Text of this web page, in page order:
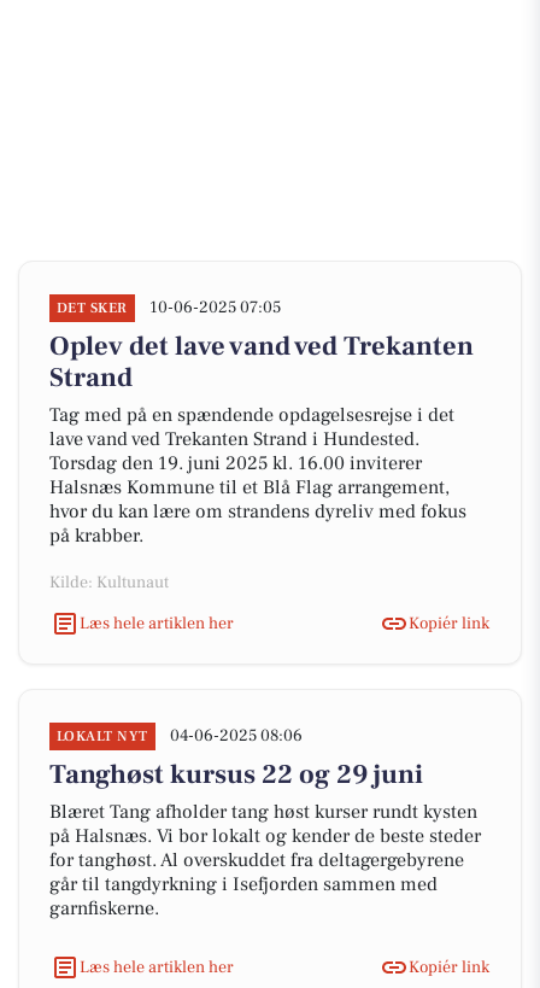
DET SKER 10-06-2025 07:05
Oplev det lave vand ved Trekanten
Strand
Tag med på en spændende opdagelsesrejse i det
lave vand ved Trekanten Strand i Hundested.
Torsdag den 19. juni 2025 kl. 16.00 inviterer
Halsnæs Kommune til et Blå Flag arrangement,
hvor du kan lære om strandens dyreliv med fokus
på krabber.
Kilde: Kultunaut
Læs hele artiklen her
Kopiér link
LOKALT NYT 04-06-2025 08:06
Tanghøst kursus 22 og 29 juni
Blæret Tang afholder tang høst kurser rundt kysten
på Halsnæs. Vi bor lokalt og kender de beste steder
for tanghøst. Al overskuddet fra deltagergebyrene
går til tangdyrkning i Isefjorden sammen med
garnfiskerne.
Læs hele artiklen her Kopiér link